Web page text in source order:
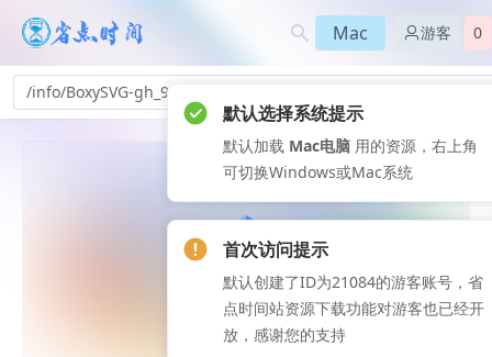
Mac 游客 0
/info/BoxySVG-gh_92
默认选择系统提示
默认加载 Mac电脑 用的资源，右上角
可切换Windows或Mac系统
首次访问提示
默认创建了ID为21084的游客账号，省
点时间站资源下载功能对游客也已经开
放，感谢您的支持